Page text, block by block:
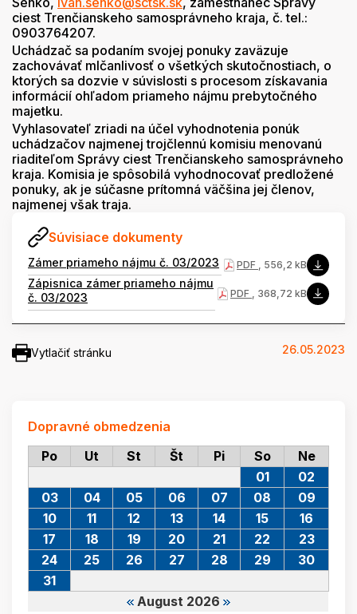
ciest Trenčianskeho samosprávneho kraja, č. tel.:
0903764207.
Uchádzač sa podaním svojej ponuky zaväzuje
zachovávať mlčanlivosť o všetkých skutočnostiach, o
ktorých sa dozvie v súvislosti s procesom získavania
informácií ohľadom priameho nájmu prebytočného
majetku.
Vyhlasovateľ zriadi na účel vyhodnotenia ponúk
uchádzačov najmenej trojčlennú komisiu menovanú
riaditeľom Správy ciest Trenčianskeho samosprávneho
kraja. Komisia je spôsobilá vyhodnocovať predložené
ponuky, ak je súčasne prítomná väčšina jej členov,
najmenej však traja.
Súvisiace dokumenty
Zámer priameho nájmu č. 03/2023 PDF , 556,2 kB
Zápisnica zámer priameho nájmu
č. 03/2023
PDF , 368,72 kB
Vytlačiť stránku 26.05.2023
Dopravné obmedzenia
Po
Ut St Št Pi So Ne
August 2026
01
02
03
04 05 06 07 08
09
10
11 12 13 14 15
16
17
18 19 20 21 22
23
24
25 26 27 28 29
30
31